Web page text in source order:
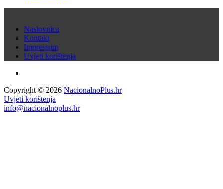
Naslovnica
Kontakt
Impressum
Uvjeti korištenja
Copyright © 2026 NacionalnoPlus.hr
Uvjeti korištenja
info@nacionalnoplus.hr